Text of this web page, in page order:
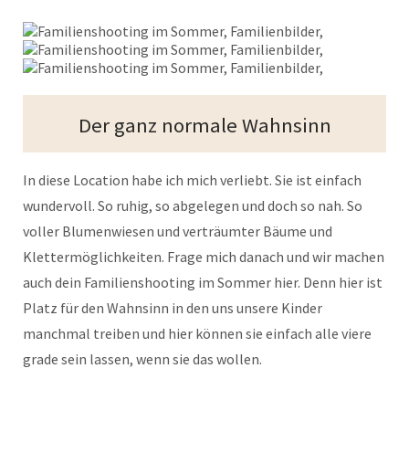
Der ganz normale Wahnsinn
In diese Location habe ich mich verliebt. Sie ist einfach
wundervoll. So ruhig, so abgelegen und doch so nah. So
voller Blumenwiesen und verträumter Bäume und
Klettermöglichkeiten. Frage mich danach und wir machen
auch dein Familienshooting im Sommer hier. Denn hier ist
Platz für den Wahnsinn in den uns unsere Kinder
manchmal treiben und hier können sie einfach alle viere
grade sein lassen, wenn sie das wollen.